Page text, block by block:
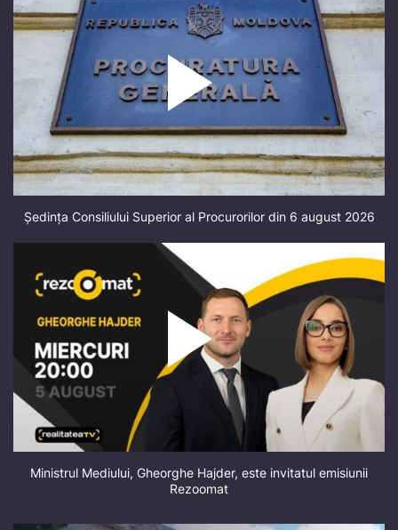
Ședința Consiliului Superior al Procurorilor din 6 august 2026
Ministrul Mediului, Gheorghe Hajder, este invitatul emisiunii
Rezoomat